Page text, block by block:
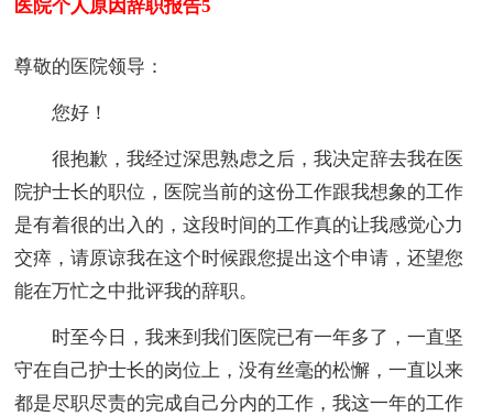
医院个人原因辞职报告5
尊敬的医院领导：
您好！
很抱歉，我经过深思熟虑之后，我决定辞去我在医
院护士长的职位，医院当前的这份工作跟我想象的工作
是有着很的出入的，这段时间的工作真的让我感觉心力
交瘁，请原谅我在这个时候跟您提出这个申请，还望您
能在万忙之中批评我的辞职。
时至今日，我来到我们医院已有一年多了，一直坚
守在自己护士长的岗位上，没有丝毫的松懈，一直以来
都是尽职尽责的完成自己分内的工作，我这一年的工作